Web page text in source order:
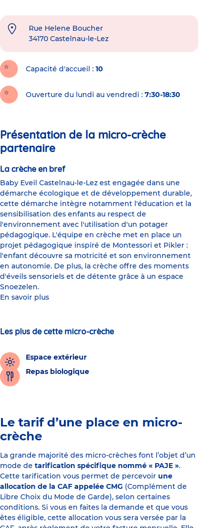
Rue Helene Boucher
34170 Castelnau-le-Lez
Capacité d'accueil 10
Ouverture du lundi au vendredi : 7:30-18:30
Présentation de la micro-crèche
partenaire
La crèche en bref
Baby Eveil Castelnau-le-Lez est engagée dans une
démarche écologique et de développement durable,
cette démarche intègre notamment l'éducation et la
sensibilisation des enfants au respect de
l'environnement avec l'utilisation d'un potager
pédagogique. L'équipe en crèche met en place un
projet pédagogique inspiré de Montessori et Pikler :
l'enfant découvre sa motricité et son environnement
en autonomie. De plus, la crèche offre des moments
d'éveils sensoriels et de détente grâce à un espace
Snoezelen.
En savoir plus
Les plus de cette micro-crèche
Espace extérieur
Repas biologique
Le tarif d’une place en micro-
crèche
La grande majorité des micro-crèches font l’objet d’un
mode de tarification spécifique nommé « PAJE ».
Cette tarification vous permet de percevoir une
allocation de la CAF appelée CMG (Complément de
Libre Choix du Mode de Garde), selon certaines
conditions. Si vous en faites la demande et que vous
êtes éligible, cette allocation vous sera versée par la